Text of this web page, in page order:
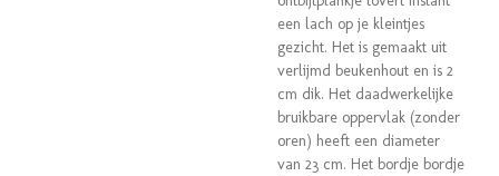
een lach op je kleintjes
gezicht. Het is gemaakt uit
verlijmd beukenhout en is 2
cm dik. Het daadwerkelijke
bruikbare oppervlak (zonder
oren) heeft een diameter
van 23 cm. Het bordje bordje